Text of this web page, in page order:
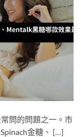
問的問題之一。市
金糖、 […]